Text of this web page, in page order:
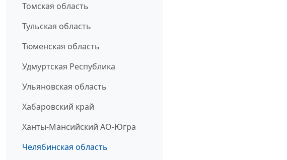
Томская область
Тульская область
Тюменская область
Удмуртская Республика
Ульяновская область
Хабаровский край
Ханты-Мансийский АО-Югра
Челябинская область